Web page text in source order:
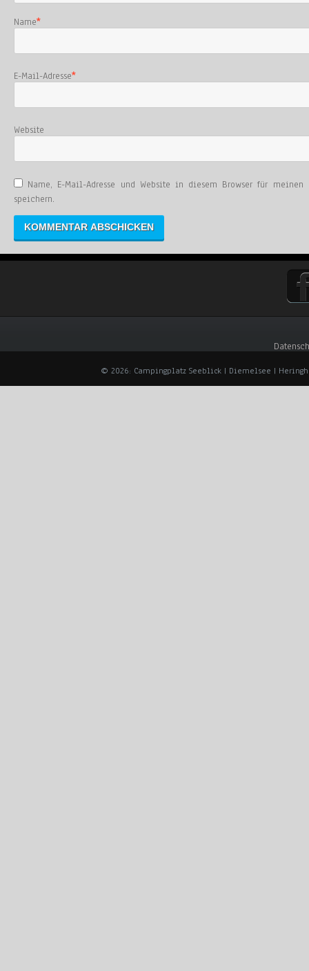
Name*
E-Mail-Adresse*
Website
Name, E-Mail-Adresse und Website in diesem Browser für meinen
speichern.
© 2026: Campingplatz Seeblick | Diemelsee |